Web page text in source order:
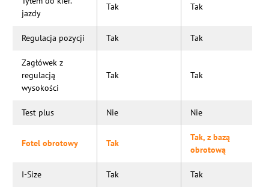
jazdy
Tak Tak
Regulacja pozycji Tak Tak
Zagłówek z
regulacją
wysokości
Tak Tak
Test plus Nie Nie
Fotel obrotowy Tak
Tak, z bazą
obrotową
I-Size Tak Tak